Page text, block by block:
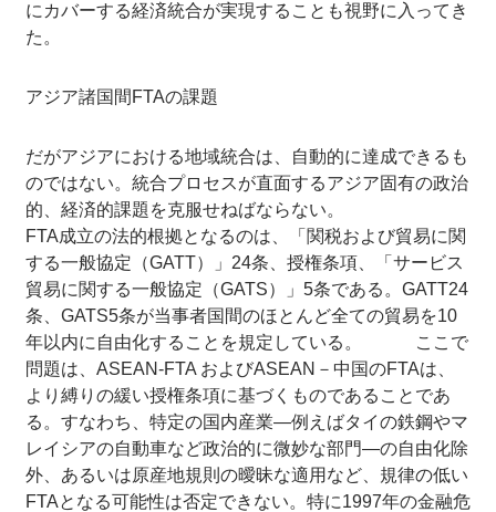
にカバーする経済統合が実現することも視野に入ってき
た。
アジア諸国間FTAの課題
だがアジアにおける地域統合は、自動的に達成できるも
のではない。統合プロセスが直面するアジア固有の政治
的、経済的課題を克服せねばならない。
FTA成立の法的根拠となるのは、「関税および貿易に関
する一般協定（GATT）」24条、授権条項、「サービス
貿易に関する一般協定（GATS）」5条である。GATT24
条、GATS5条が当事者国間のほとんど全ての貿易を10
年以内に自由化することを規定している。 ここで
問題は、ASEAN-FTA およびASEAN－中国のFTAは、
より縛りの緩い授権条項に基づくものであることであ
る。すなわち、特定の国内産業―例えばタイの鉄鋼やマ
レイシアの自動車など政治的に微妙な部門―の自由化除
外、あるいは原産地規則の曖昧な適用など、規律の低い
FTAとなる可能性は否定できない。特に1997年の金融危